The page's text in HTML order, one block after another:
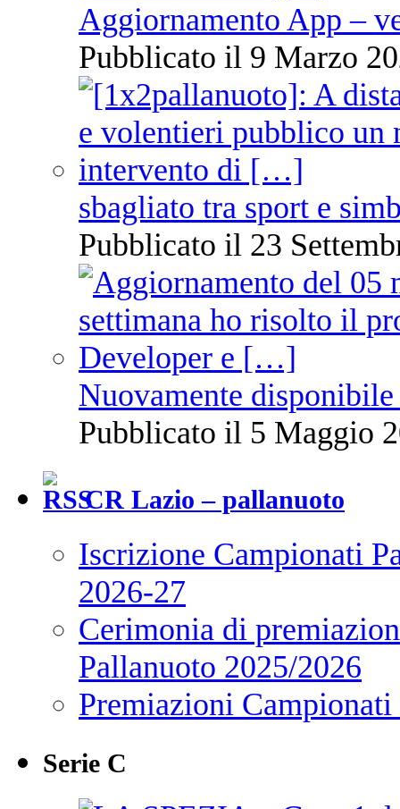
Aggiornamento App –
Pubblicato il 9 Marzo
sbagliato tra sport e
Pubblicato il 23
Nuovamente
Pubblicato il 5 Maggio
CR Lazio – pallanuoto
Iscrizione Campionati
2026-27
Cerimonia di
Pallanuoto 2025/2026
Premiazioni
Serie C